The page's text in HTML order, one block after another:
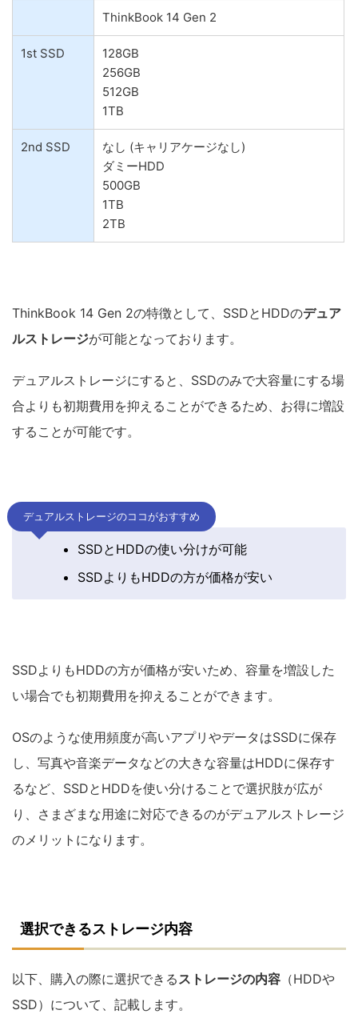
ThinkBook 14 Gen 2
1st SSD
128GB
256GB
512GB
1TB
2nd SSD
なし (キャリアケージなし)
ダミーHDD
500GB
1TB
2TB
ThinkBook 14 Gen 2の特徴として、SSDとHDDのデュア
ルストレージが可能となっております。
デュアルストレージにすると、SSDのみで大容量にする場
合よりも初期費用を抑えることができるため、お得に増設
することが可能です。
デュアルストレージのココがおすすめ
SSDとHDDの使い分けが可能
SSDよりもHDDの方が価格が安い
SSDよりもHDDの方が価格が安いため、容量を増設した
い場合でも初期費用を抑えることができます。
OSのような使用頻度が高いアプリやデータはSSDに保存
し、写真や音楽データなどの大きな容量はHDDに保存す
るなど、SSDとHDDを使い分けることで選択肢が広が
り、さまざまな用途に対応できるのがデュアルストレージ
のメリットになります。
選択できるストレージ内容
以下、購入の際に選択できるストレージの内容 （HDDや
SSD）について、記載します。